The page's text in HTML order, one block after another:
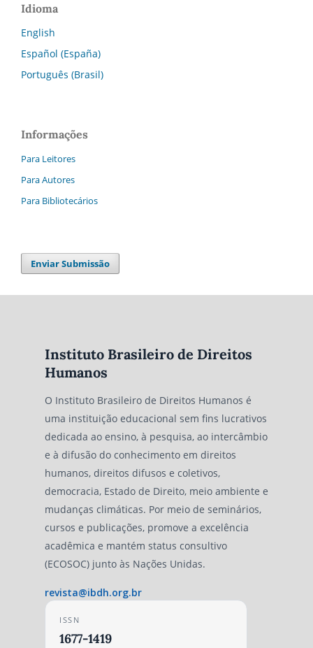
Idioma
English
Español (España)
Português (Brasil)
Informações
Para Leitores
Para Autores
Para Bibliotecários
Enviar Submissão
Instituto Brasileiro de Direitos
Humanos
O Instituto Brasileiro de Direitos Humanos é
uma instituição educacional sem fins lucrativos
dedicada ao ensino, à pesquisa, ao intercâmbio
e à difusão do conhecimento em direitos
humanos, direitos difusos e coletivos,
democracia, Estado de Direito, meio ambiente e
mudanças climáticas. Por meio de seminários,
cursos e publicações, promove a excelência
acadêmica e mantém status consultivo
(ECOSOC) junto às Nações Unidas.
revista@ibdh.org.br
ISSN
1677-1419